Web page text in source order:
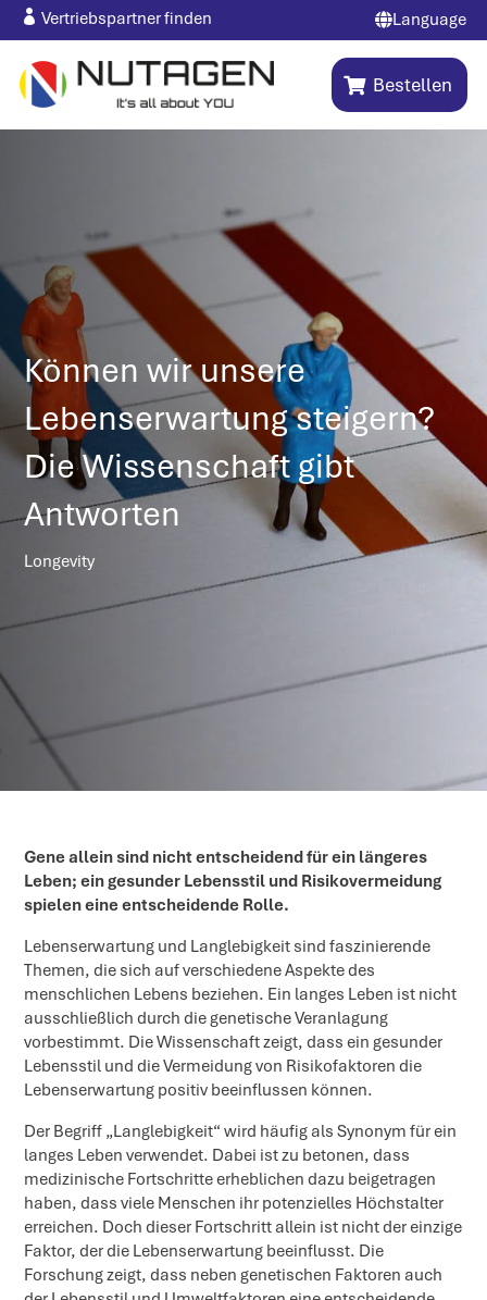
 Vertriebspartner finden Language
Bestellen
Können wir unsere
Lebenserwartung steigern?
Die Wissenschaft gibt
Antworten
Longevity
Gene allein sind nicht entscheidend für ein längeres
Leben; ein gesunder Lebensstil und Risikovermeidung
spielen eine entscheidende Rolle.
Lebenserwartung und Langlebigkeit sind faszinierende
Themen, die sich auf verschiedene Aspekte des
menschlichen Lebens beziehen. Ein langes Leben ist nicht
ausschließlich durch die genetische Veranlagung
vorbestimmt. Die Wissenschaft zeigt, dass ein gesunder
Lebensstil und die Vermeidung von Risikofaktoren die
Lebenserwartung positiv beeinflussen können.
Der Begriff „Langlebigkeit“ wird häufig als Synonym für ein
langes Leben verwendet. Dabei ist zu betonen, dass
medizinische Fortschritte erheblichen dazu beigetragen
haben, dass viele Menschen ihr potenzielles Höchstalter
erreichen. Doch dieser Fortschritt allein ist nicht der einzige
Faktor, der die Lebenserwartung beeinflusst. Die
Forschung zeigt, dass neben genetischen Faktoren auch